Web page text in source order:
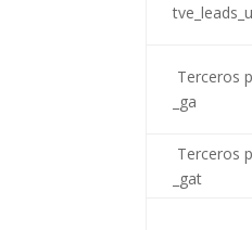
Terceros
_ga
Terceros
_gat